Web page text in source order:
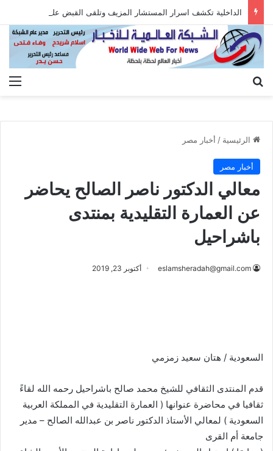
الرئيسية / أخبار مصر
أخبار مصر
معالي الدكتور ناصر الصالح يحاضر
عن العمارة التقليدية بمنتدى
باشراحيل
eslamsheradah@gmail.com أكتوبر 23, 2019
السعودية / هتان سعيد زمزمي
قدم المنتدى الثقافي للشيخ محمد صالح باشراحيل رحمه الله لقاءً
ثقافيا في محاضرة عنوانها ( العمارة التقليدية في المملكة العربية
السعودية ) لمعالي الأستاذ الدكتور ناصر بن عبدالله الصالح – مدير
جامعة أم القرى